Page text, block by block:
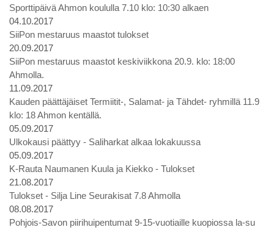
Sporttipäivä Ahmon koululla 7.10 klo: 10:30 alkaen
04.10.2017
SiiPon mestaruus maastot tulokset
20.09.2017
SiiPon mestaruus maastot keskiviikkona 20.9. klo: 18:00
Ahmolla.
11.09.2017
Kauden päättäjäiset Termiitit-, Salamat- ja Tähdet- ryhmillä 11.9
klo: 18 Ahmon kentällä.
05.09.2017
Ulkokausi päättyy - Saliharkat alkaa lokakuussa
05.09.2017
K-Rauta Naumanen Kuula ja Kiekko - Tulokset
21.08.2017
Tulokset - Silja Line Seurakisat 7.8 Ahmolla
08.08.2017
Pohjois-Savon piirihuipentumat 9-15-vuotiaille kuopiossa la-su